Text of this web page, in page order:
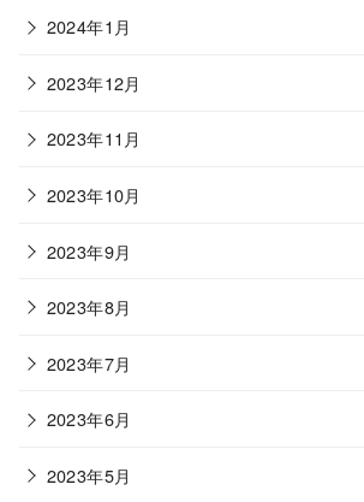
2024年1月
2023年12月
2023年11月
2023年10月
2023年9月
2023年8月
2023年7月
2023年6月
2023年5月